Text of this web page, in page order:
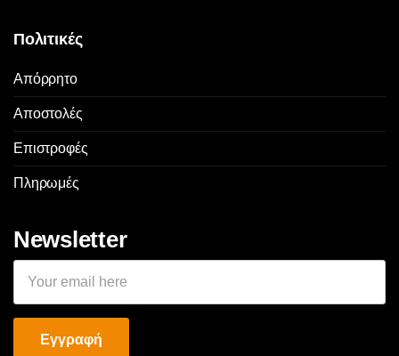
Πολιτικές
Απόρρητο
Αποστολές
Επιστροφές
Πληρωμές
Newsletter